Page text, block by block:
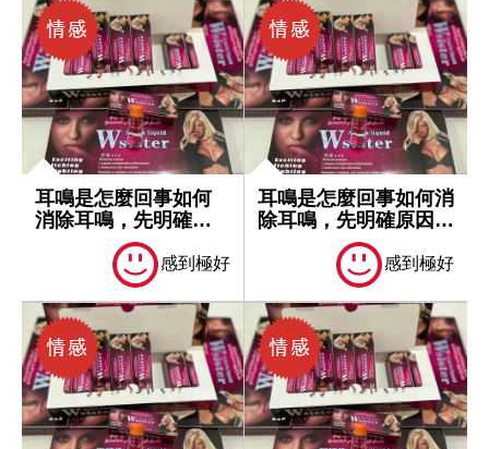
耳鳴是怎麼回事如何
消除耳鳴，先明確原
感到極好
耳鳴是怎麼回事如何消
除耳鳴，先明確原因再
感到極好